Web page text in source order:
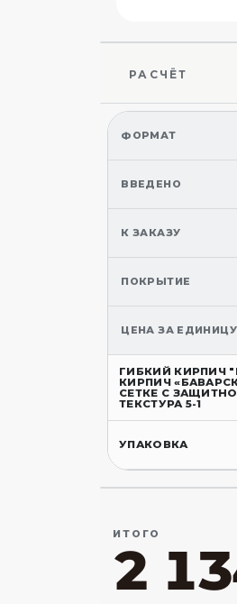
РАСЧЁТ
ФОРМАТ
ВВЕДЕНО
К ЗАКАЗУ
ПОКРЫТИЕ
ЦЕНА ЗА ЕДИНИЦУ
ГИБКИЙ КИРПИЧ
КИРПИЧ
СЕТКЕ С
ТЕКСТУРА 5-1
УПАКОВКА
ИТОГО
2